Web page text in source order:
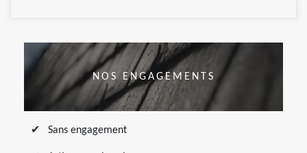
NOS ENGAGEMENTS
Sans engagement